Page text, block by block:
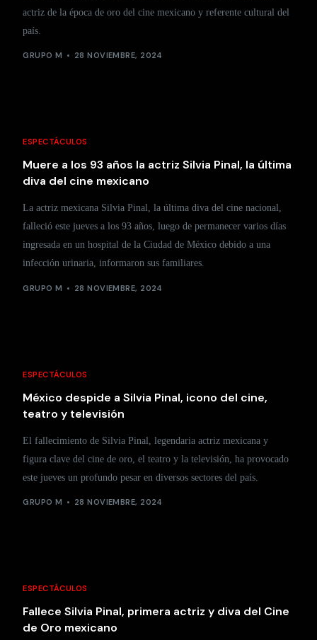
actriz de la época de oro del cine mexicano y referente cultural del
país.
GRUPO M 28 NOVIEMBRE, 2024
ESPECTÁCULOS
Muere a los 93 años la actriz Silvia Pinal, la última
diva del cine mexicano
La actriz mexicana Silvia Pinal, la última diva del cine nacional,
falleció este jueves a los 93 años, luego de permanecer varios días
ingresada en un hospital de la Ciudad de México debido a una
infección urinaria, informaron sus familiares.
GRUPO M 28 NOVIEMBRE, 2024
ESPECTÁCULOS
México despide a Silvia Pinal, icono del cine,
teatro y televisión
El fallecimiento de Silvia Pinal, legendaria actriz mexicana y
figura clave del cine de oro, el teatro y la televisión, ha provocado
este jueves un profundo pesar en diversos sectores del país.
GRUPO M 28 NOVIEMBRE, 2024
ESPECTÁCULOS
Fallece Silvia Pinal, primera actriz y diva del Cine
de Oro mexicano